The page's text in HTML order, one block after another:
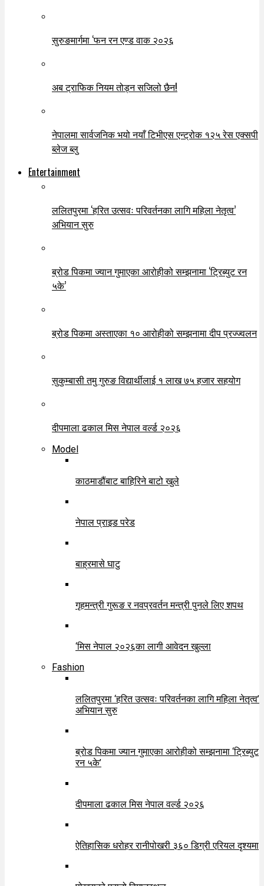
सुरुङमार्गमा ‘फन रन एण्ड वाक २०२६
अब ट्राफिक नियम तोड्न सजिलो छैन!
नेपालमा सार्वजनिक भयो नयाँ टिभीएस एन्ट्रोक १२५ रेस एक्सपी
ब्लेज ब्लु
Entertainment
ललितपुरमा ‘हरित उत्सवः परिवर्तनका लागि महिला नेतृत्व’
अभियान सुरु
ब्रोड पिकमा ज्यान गुमाएका आरोहीको सम्झनामा ‘ट्रिब्युट रन
५के’
ब्रोड पिकमा अस्ताएका १० आरोहीको सम्झनामा दीप प्रज्ज्वलन
सुकुम्बासी तमु गुरुङ विद्यार्थीलाई १ लाख ७५ हजार सहयोग
दीपमाला ढकाल मिस नेपाल वर्ल्ड २०२६
Model
काठमाडौंबाट बाहिरिने बाटो खुले
नेपाल प्राइड परेड
बाह्रमासे घाटु
गृहमन्त्री गुरूङ र नवप्रवर्तन मन्त्री पुनले लिए शपथ
‘मिस नेपाल २०२६का लागी आवेदन खुल्ला
Fashion
ललितपुरमा ‘हरित उत्सवः परिवर्तनका लागि महिला नेतृत्व’
अभियान सुरु
ब्रोड पिकमा ज्यान गुमाएका आरोहीको सम्झनामा ‘ट्रिब्युट
रन ५के’
दीपमाला ढकाल मिस नेपाल वर्ल्ड २०२६
ऐतिहासिक धरोहर रानीपोखरी ३६० डिग्री एरियल दृश्यमा